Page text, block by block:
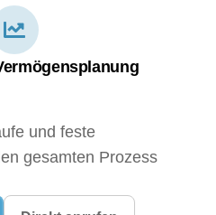
und feste
gesamten Prozess